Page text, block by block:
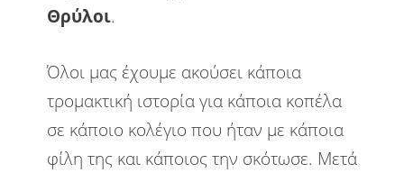
Θρύλοι.
Όλοι μας έχουμε ακούσει κάποια
τρομακτική ιστορία για κάποια κοπέλα
σε κάποιο κολέγιο που ήταν με κάποια
φίλη της και κάποιος την σκότωσε. Μετά